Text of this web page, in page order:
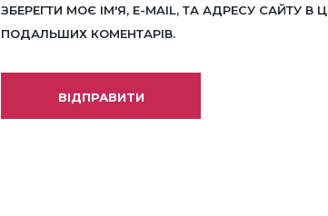
ЗБЕРЕГТИ МОЄ ІМ'Я, E-MAIL, ТА АДРЕСУ САЙТУ В
ПОДАЛЬШИХ КОМЕНТАРІВ.